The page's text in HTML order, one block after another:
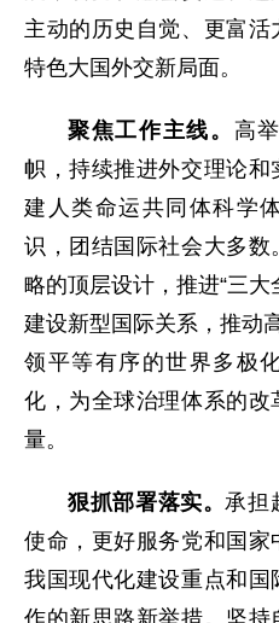
主动的历史自觉、更富
特色大国外交新局面。
聚焦工作主线。 高
帜，持续推进外交理论
建人类命运共同体科学
识，团结国际社会大多
略的顶层设计，推进“三
建设新型国际关系，推动
领平等有序的世界多极
化，为全球治理体系的
量。
狠抓部署落实。承担
使命，更好服务党和国
我国现代化建设重点和
作的新思路新举措。坚